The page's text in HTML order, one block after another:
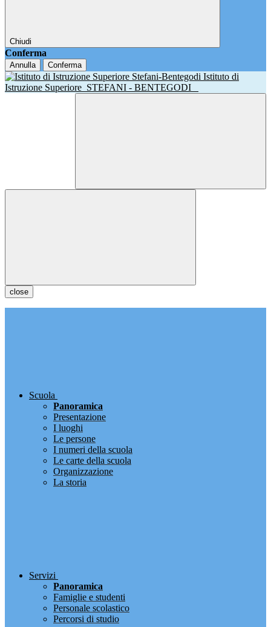
Chiudi
Conferma
Annulla Conferma
Istituto di
Istruzione Superiore STEFANI - BENTEGODI
close
Scuola
Panoramica
Presentazione
I luoghi
Le persone
I numeri della scuola
Le carte della scuola
Organizzazione
La storia
Servizi
Panoramica
Famiglie e studenti
Personale scolastico
Percorsi di studio